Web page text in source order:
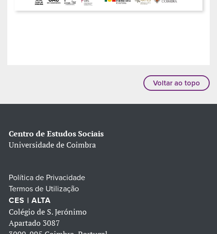
Voltar ao topo
Centro de Estudos Sociais
Universidade de Coimbra
Política de Privacidade
Termos de Utilização
CES | ALTA
Colégio de S. Jerónimo
Apartado 3087